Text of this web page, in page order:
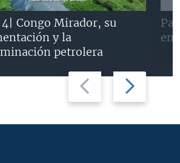
Previous
slide
Next
slide
4| Congo Mirador, su
y la
petrolera
en